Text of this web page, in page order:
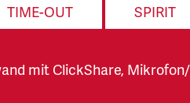
TIME-OUT SPIRIT
mit ClickShare,